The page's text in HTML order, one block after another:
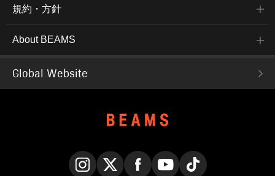
規約・方針
About BEAMS
Global Website